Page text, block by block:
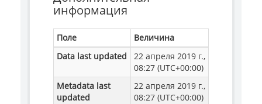
информация
Поле
Величина
Data last updated
22 апреля 2019 г.,
08:27 (UTC+00:00)
Metadata last
updated
22 апреля 2019 г.,
08:27 (UTC+00:00)